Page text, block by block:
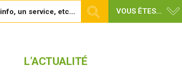
VOUS ÊTES...
L’ACTUALITÉ